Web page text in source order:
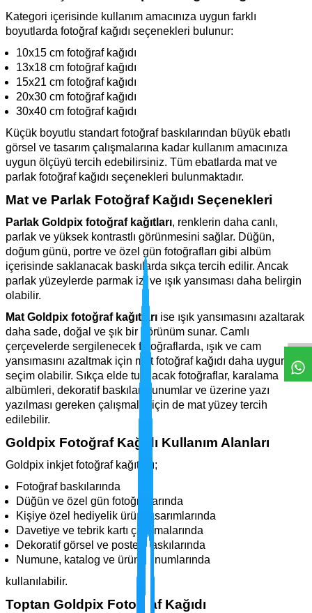
Kategori içerisinde kullanım amacınıza uygun farklı
boyutlarda fotoğraf kağıdı seçenekleri bulunur:
10x15 cm fotoğraf kağıdı
13x18 cm fotoğraf kağıdı
15x21 cm fotoğraf kağıdı
20x30 cm fotoğraf kağıdı
30x40 cm fotoğraf kağıdı
Küçük boyutlu standart fotoğraf baskılarından büyük ebatlı
görsel ve tasarım çalışmalarına kadar kullanım amacınıza
uygun ölçüyü tercih edebilirsiniz. Tüm ebatlarda mat ve
parlak fotoğraf kağıdı seçenekleri bulunmaktadır.
Mat ve Parlak Fotoğraf Kağıdı Seçenekleri
Parlak Goldpix fotoğraf kağıtları, renklerin daha canlı,
parlak ve yüksek kontrastlı görünmesini sağlar. Düğün,
doğum günü, portre ve özel gün fotoğrafları gibi albüm
içerisinde saklanacak baskılarda sıkça tercih edilir. Ancak
parlak yüzeylerde parmak izi ve ışık yansıması daha belirgin
olabilir.
Mat Goldpix fotoğraf kağıtları ise ışık yansımasını azaltarak
daha sade, doğal ve şık bir görünüm sunar. Camlı
çerçevelerde sergilenecek fotoğraflarda, ışık ve cam
yansımasını azaltmak için mat fotoğraf kağıdı daha uygun bir
seçim olabilir. Sıkça elde tutulacak fotoğraflar, karalama
albümleri, dekoratif baskılar, sunumlar ve üzerine yazı
yazılması gereken çalışmalar için de mat yüzey tercih
edilebilir.
Goldpix Fotoğraf Kağıdı Kullanım Alanları
Goldpix inkjet fotoğraf kağıtları;
Fotoğraf baskılarında
Düğün ve özel gün fotoğraflarında
Kişiye özel hediyelik ürün tasarımlarında
Davetiye ve tebrik kartı çalışmalarında
Dekoratif görsel ve poster baskılarında
Numune, katalog ve ürün sunumlarında
kullanılabilir.
Toptan Goldpix Fotoğraf Kağıdı